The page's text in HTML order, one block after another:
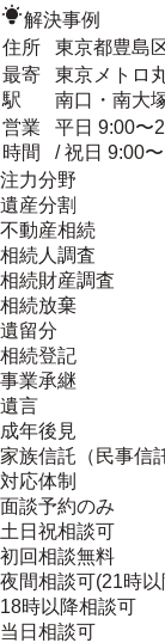
解決事例
住所
東京都豊島
最寄
駅
東京メトロ
南口・南大
営業
時間
平日 9:00〜
/ 祝日 9:00
注力分野
遺産分割
不動産相続
相続人調査
相続財産調査
相続放棄
遺留分
相続登記
事業承継
遺言
成年後見
家族信託（民事信
対応体制
面談予約のみ
土日祝相談可
初回相談無料
夜間相談可(21時以
18時以降相談可
当日相談可